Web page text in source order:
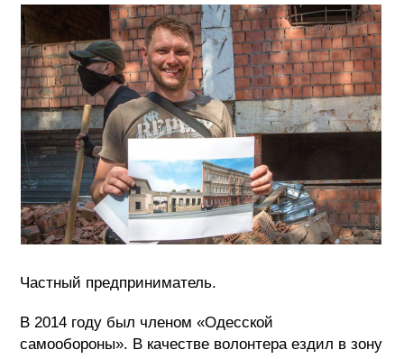
Частный предприниматель.
В 2014 году был членом «Одесской
самообороны». В качестве волонтера ездил в зону